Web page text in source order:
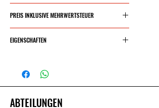
PREIS INKLUSIVE MEHRWERTSTEUER
EIGENSCHAFTEN
kg.
Maße: 480 x 420 mm.
ABTEILUNGEN